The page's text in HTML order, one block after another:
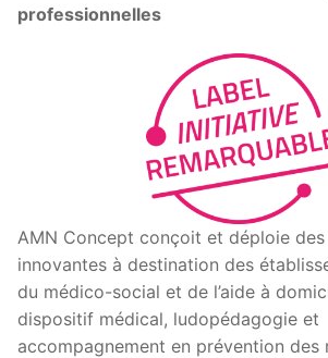
professionnelles
AMN Concept conçoit et déploie
innovantes à destination des
du médico-social et de l’aide à
dispositif médical, ludopédagogie et
accompagnement en prévention des